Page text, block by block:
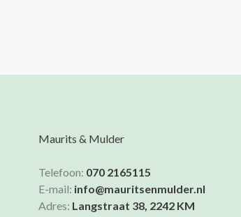
Maurits & Mulder
Telefoon: 070 2165115
E-mail: info@mauritsenmulder.nl
Adres: Langstraat 38, 2242 KM